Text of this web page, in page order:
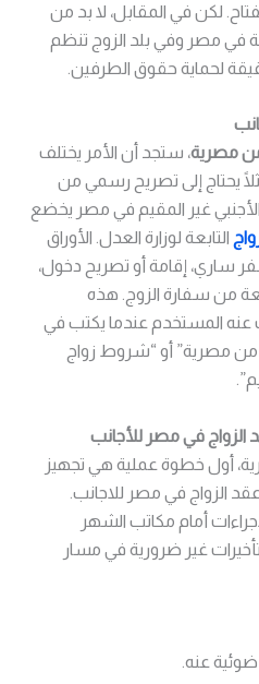
لكن في المقابل، لا بد من
في مصر وفي بلد الزوج تنظم
لحماية حقوق الطرفين.
مصرية، ستجد أن الأمر يختلف
يحتاج إلى تصريح رسمي من
الأجنبي غير المقيم في مصر يخضع
التابعة لوزارة العدل. الأوراق
ساري، إقامة أو تصريح دخول،
من سفارة الزوج. هذه
عنه المستخدم عندما يكتب في
مصرية” أو “شروط زواج
في مصر للأجانب
أول خطوة عملية هي تجهيز
الزواج في مصر للاجانب.
أمام مكاتب الشهر
غير ضرورية في مسار
عنه.